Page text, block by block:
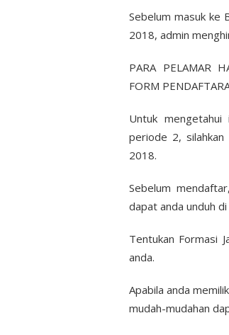
Sebelum masuk ke
2018, admin
PARA PELAMAR
FORM
Untuk
periode 2,
2018.
Sebelum
dapat anda unduh
Tentukan Formasi
anda.
Apabila anda
mudah-mudahan